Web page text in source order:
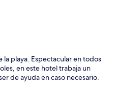
la playa. Espectacular en todos
en este hotel trabaja un
de ayuda en caso necesario.